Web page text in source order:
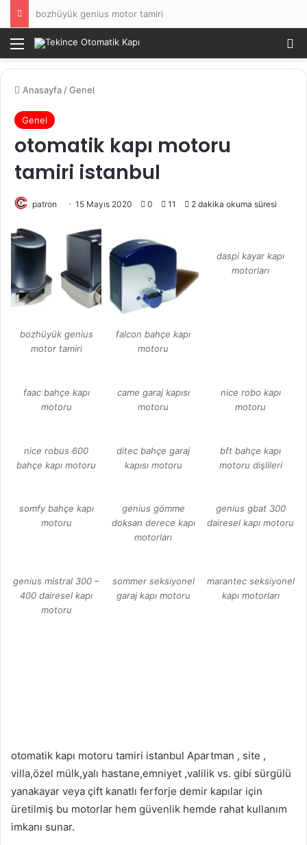
bozhüyük genius motor tamiri
Menü
Anasayfa /Genel
Genel
otomatik kapı motoru
tamiri istanbul
patron 15 Mayıs 2020 0 11 2 dakika okuma süresi
bozhüyük genius
motor tamiri
falcon bahçe kapı
motoru
daspi kayar kapı
motorları
faac bahçe kapı
motoru
came garaj kapısı
motoru
nice robo kapı
motoru
nice robus 600
bahçe kapı motoru
ditec bahçe garaj
kapısı motoru
bft bahçe kapı
motoru dişlileri
somfy bahçe kapı
motoru
genius gömme
doksan derece kapı
motorları
genius gbat 300
dairesel kapı motoru
genius mistral 300 –
400 dairesel kapı
motoru
sommer seksiyonel
garaj kapı motoru
marantec seksiyonel
kapı motorları
otomatik kapı motoru tamiri istanbul Apartman , site ,
villa,özel mülk,yalı hastane,emniyet ,valilik vs. gibi sürgülü
yanakayar veya çift kanatlı ferforje demir kapılar için
üretilmiş bu motorlar hem güvenlik hemde rahat kullanım
imkanı sunar.